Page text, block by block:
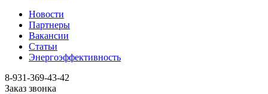
Новости
Партнеры
Вакансии
Статьи
Энергоэффективность
8-931-369-43-42
Заказ звонка